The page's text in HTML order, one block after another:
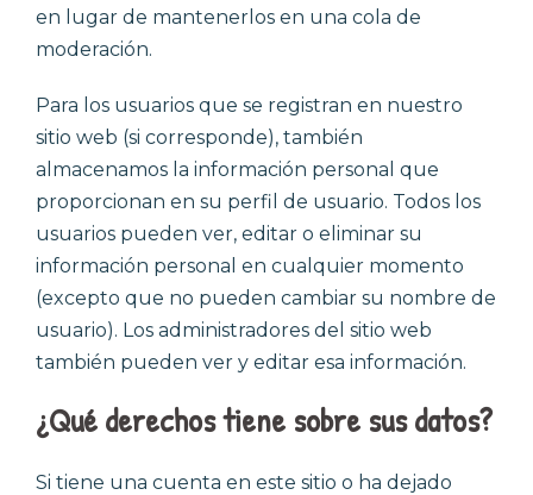
en lugar de mantenerlos en una cola de
moderación.
Para los usuarios que se registran en nuestro
sitio web (si corresponde), también
almacenamos la información personal que
proporcionan en su perfil de usuario. Todos los
usuarios pueden ver, editar o eliminar su
información personal en cualquier momento
(excepto que no pueden cambiar su nombre de
usuario). Los administradores del sitio web
también pueden ver y editar esa información.
¿Qué derechos tiene sobre sus datos?
Si tiene una cuenta en este sitio o ha dejado